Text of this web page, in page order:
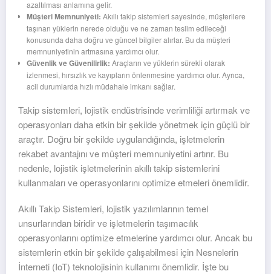
azaltılması anlamına gelir.
Müşteri Memnuniyeti: Akıllı takip sistemleri sayesinde, müşterilere
taşınan yüklerin nerede olduğu ve ne zaman teslim edileceği
konusunda daha doğru ve güncel bilgiler alırlar. Bu da müşteri
memnuniyetinin artmasına yardımcı olur.
Güvenlik ve Güvenilirlik: Araçların ve yüklerin sürekli olarak
izlenmesi, hırsızlık ve kayıpların önlenmesine yardımcı olur. Ayrıca,
acil durumlarda hızlı müdahale imkanı sağlar.
Takip sistemleri, lojistik endüstrisinde verimliliği artırmak ve
operasyonları daha etkin bir şekilde yönetmek için güçlü bir
araçtır. Doğru bir şekilde uygulandığında, işletmelerin
rekabet avantajını ve müşteri memnuniyetini artırır. Bu
nedenle, lojistik işletmelerinin akıllı takip sistemlerini
kullanmaları ve operasyonlarını optimize etmeleri önemlidir.
Akıllı Takip Sistemleri, lojistik yazılımlarının temel
unsurlarından biridir ve işletmelerin taşımacılık
operasyonlarını optimize etmelerine yardımcı olur. Ancak bu
sistemlerin etkin bir şekilde çalışabilmesi için Nesnelerin
İnterneti (IoT) teknolojisinin kullanımı önemlidir. İşte bu